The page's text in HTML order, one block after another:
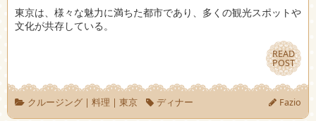
東京は、様々な魅力に満ちた都市であり、多くの観光スポットや
文化が共存している。
READ
POST
READ
POST
クルージング| 料理| 東京 ディナー Fazio